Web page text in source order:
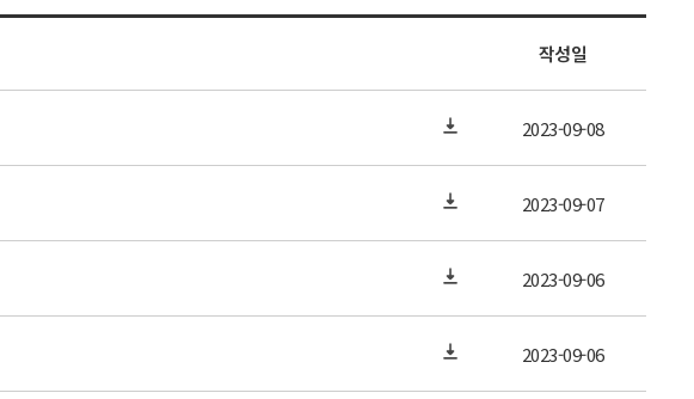
작성일
2023-09-08
2023-09-07
2023-09-06
2023-09-06